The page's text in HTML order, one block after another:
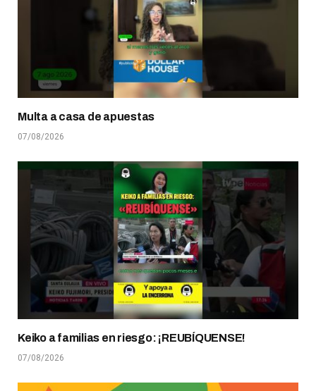
Multa a casa de apuestas
07/08/2026
Keiko a familias en riesgo: ¡REUBÍQUENSE!
07/08/2026